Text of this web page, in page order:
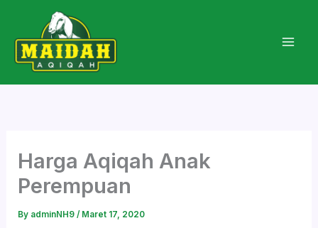
content
Harga Aqiqah Anak
Perempuan
By adminNH9/ Maret 17, 2020